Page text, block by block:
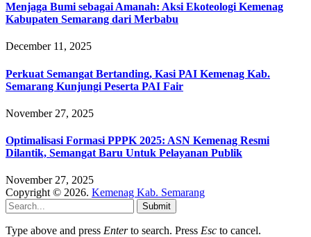
Menjaga Bumi sebagai Amanah: Aksi Ekoteologi Kemenag
Kabupaten Semarang dari Merbabu
December 11, 2025
Perkuat Semangat Bertanding, Kasi PAI Kemenag Kab.
Semarang Kunjungi Peserta PAI Fair
November 27, 2025
Optimalisasi Formasi PPPK 2025: ASN Kemenag Resmi
Dilantik, Semangat Baru Untuk Pelayanan Publik
November 27, 2025
Copyright © 2026. Kemenag Kab. Semarang
Submit
Type above and press Enterto search. Press Esc to cancel.